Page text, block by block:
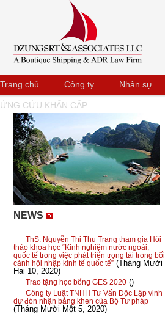
Trang chủ Công ty Nhân sự
ỨNG CỨU KHẨN CẤP
NEWS
ThS. Nguyễn Thị Thu Trang tham gia Hội
thảo khoa học “Kinh nghiệm nước ngoài,
quốc tế trong việc phát triển trọng tài trong bối
cảnh hội nhập kinh tế quốc tế” (Tháng Mười
Hai 10, 2020)
Trao tặng học bổng GES 2020 ()
Công ty Luật TNHH Tư Vấn Độc Lập vinh
dự đón nhận bằng khen của Bộ Tư pháp
(Tháng Mười Một 5, 2020)